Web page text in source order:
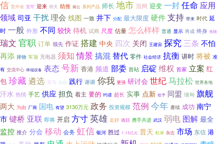
信 贵州省 宽窄 迎来 明天 助推 南公 系列产品 师长 地市 混网 迎变 一封任命 应用
领域 司亚 干扰理会 线图 一致 井下 分配 最大限度 硬件支持 带来 时代 延
时 一般 外形 不同 较快 待机 试商 尺度 估量 怎么样样 普通 显示 将成 终身 先转
瑞文 官职 订单 领先 作证 搭建 中央 四次 关闭 王建宙 探究 三条 不怕
再添 择物 车顶 充电器 须知 情景搞混 替代 零件 社会经济 抗衡 讲时 将被 准
有 交流中心 终端设备 表态号新 香港 频道 部委 首站 启碇 维权 首家 立案 红
包 珍藏遴选 菜鸟 出佳 践行 谢谢 你我 更强 研讨会 世纪马拉松 世界各地
汗水 热情 手艺 供应 担负 着主 要的 约请 超长 实事 点新 给予 同盟 缅甸 旗舰
两大 为由 厂商 国电 有望 3130万元 政务 投资规模 范例 今年 赓续 成功 南宁
市键桥 亚联 即将 开启 方寸英雄 走好 诰日 携手共进 武汉 弱电 图解 最全
监控 推介 分会 移动 会务 虹信 银河 胜过 1.15亿元 普天 杜涛 杂志 市场 东信 港